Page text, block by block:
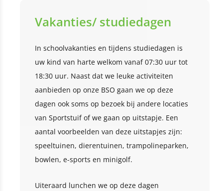
Vakanties/ studiedagen
In schoolvakanties en tijdens studiedagen is
uw kind van harte welkom vanaf 07:30 uur tot
18:30 uur. Naast dat we leuke activiteiten
aanbieden op onze BSO gaan we op deze
dagen ook soms op bezoek bij andere locaties
van Sportstuif of we gaan op uitstapje. Een
aantal voorbeelden van deze uitstapjes zijn:
speeltuinen, dierentuinen, trampolineparken,
bowlen, e-sports en minigolf.
Uiteraard lunchen we op deze dagen